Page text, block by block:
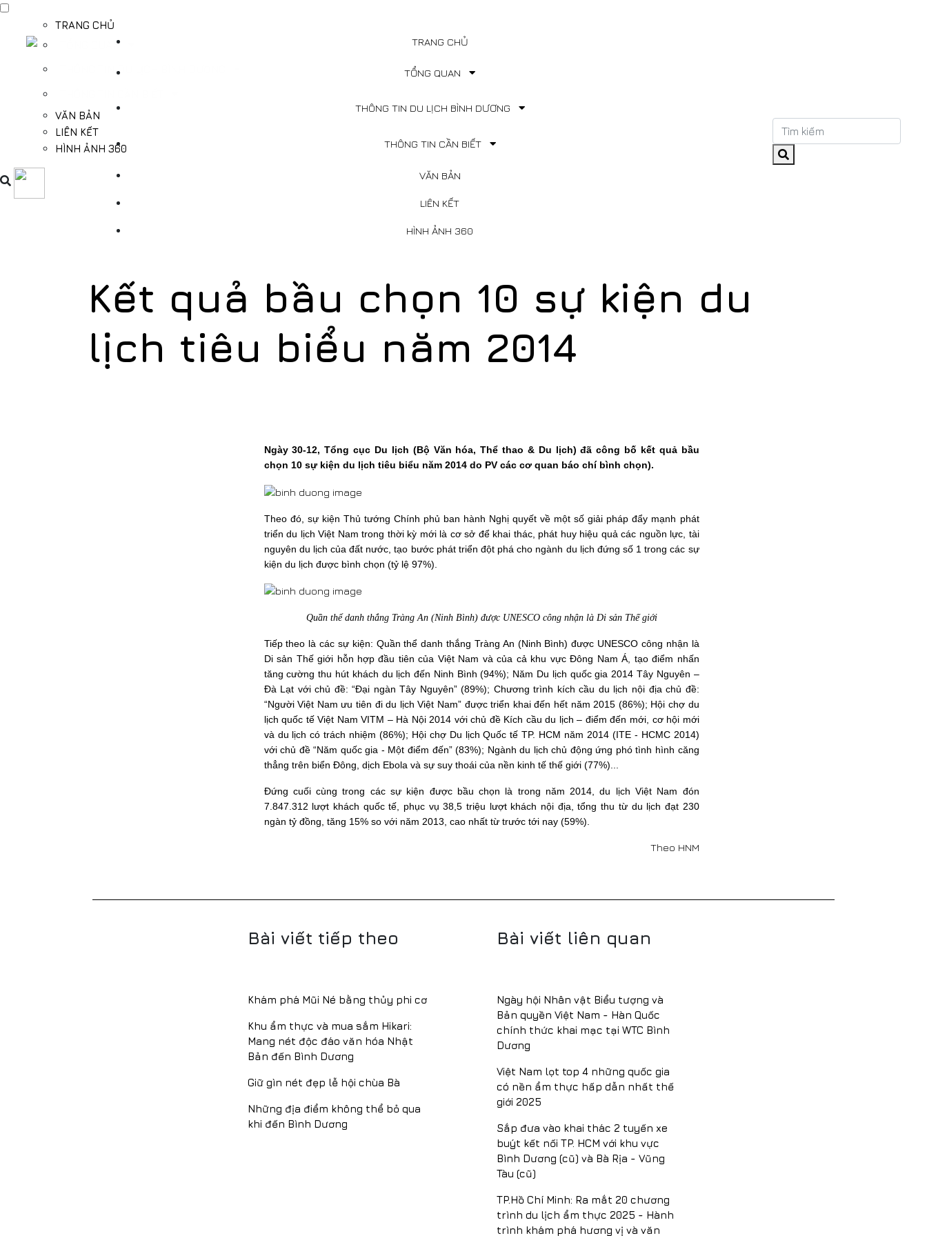
TRANG CHỦ
TỔNG QUAN
THÔNG TIN DU LỊCH BÌNH DƯƠNG
VĂN BẢN
LIÊN KẾT
HÌNH ẢNH 360
TRANG CHỦ
TỔNG QUAN
THÔNG TIN DU LỊCH BÌNH DƯƠNG
THÔNG TIN CẦN BIẾT
VĂN BẢN
LIÊN KẾT
HÌNH ẢNH 360
Kết quả bầu chọn 10 sự kiện du
lịch tiêu biểu năm 2014
Ngày 30-12, Tổng cục Du lịch (Bộ Văn hóa, Thể thao & Du lịch) đã công bố kết quả bầu
chọn 10 sự kiện du lịch tiêu biểu năm 2014 do PV các cơ quan báo chí bình chọn).
Theo đó, sự kiện Thủ tướng Chính phủ ban hành Nghị quyết về một số giải pháp đẩy mạnh phát
triển du lịch Việt Nam trong thời kỳ mới là cơ sở để khai thác, phát huy hiệu quả các nguồn lực, tài
nguyên du lịch của đất nước, tạo bước phát triển đột phá cho ngành du lịch đứng số 1 trong các sự
kiện du lịch được bình chọn (tỷ lệ 97%).
Quần thể danh thắng Tràng An (Ninh Bình) được UNESCO công nhận là Di sản Thế giới
Tiếp theo là các sự kiện: Quần thể danh thắng Tràng An (Ninh Bình) được UNESCO công nhận là
Di sản Thế giới hỗn hợp đầu tiên của Việt Nam và của cả khu vực Đông Nam Á, tạo điểm nhấn
tăng cường thu hút khách du lịch đến Ninh Bình (94%); Năm Du lịch quốc gia 2014 Tây Nguyên –
Đà Lạt với chủ đề: “Đại ngàn Tây Nguyên” (89%); Chương trình kích cầu du lịch nội địa chủ đề:
“Người Việt Nam ưu tiên đi du lịch Việt Nam” được triển khai đến hết năm 2015 (86%); Hội chợ du
lịch quốc tế Việt Nam VITM – Hà Nội 2014 với chủ đề Kích cầu du lịch – điểm đến mới, cơ hội mới
và du lịch có trách nhiệm (86%); Hội chợ Du lịch Quốc tế TP. HCM năm 2014 (ITE - HCMC 2014)
với chủ đề “Năm quốc gia - Một điểm đến” (83%); Ngành du lịch chủ động ứng phó tình hình căng
thẳng trên biển Đông, dịch Ebola và sự suy thoái của nền kinh tế thế giới (77%)...
Đứng cuối cùng trong các sự kiện được bầu chọn là trong năm 2014, du lịch Việt Nam đón
7.847.312 lượt khách quốc tế, phục vụ 38,5 triệu lượt khách nội địa, tổng thu từ du lịch đạt 230
ngàn tỷ đồng, tăng 15% so với năm 2013, cao nhất từ trước tới nay (59%).
Theo HNM
Bài viết tiếp theo
Khám phá Mũi Né bằng thủy phi cơ
Khu ẩm thực và mua sắm Hikari:
Mang nét độc đáo văn hóa Nhật
Bản đến Bình Dương
Giữ gìn nét đẹp lễ hội chùa Bà
Những địa điểm không thể bỏ qua
khi đến Bình Dương
Bài viết liên quan
Ngày hội Nhân vật Biểu tượng và
Bản quyền Việt Nam - Hàn Quốc
chính thức khai mạc tại WTC Bình
Dương
Việt Nam lọt top 4 những quốc gia
có nền ẩm thực hấp dẫn nhất thế
giới 2025
Sắp đưa vào khai thác 2 tuyến xe
buýt kết nối TP. HCM với khu vực
Bình Dương (cũ) và Bà Rịa - Vũng
Tàu (cũ)
TP.Hồ Chí Minh: Ra mắt 20 chương
trình du lịch ẩm thực 2025 - Hành
trình khám phá hương vị và văn